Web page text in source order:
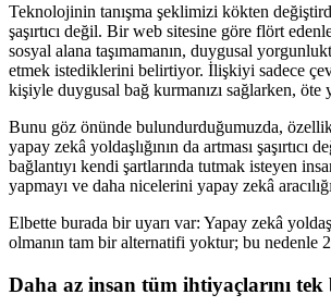
Teknolojinin tanışma şeklimizi kökten
şaşırtıcı değil. Bir web sitesine göre flört
sosyal alana taşımamanın, duygusal
etmek istediklerini belirtiyor. İlişkiyi sadece
kişiyle duygusal bağ kurmanızı sağlarken,
Bunu göz önünde bulundurduğumuzda,
yapay zekâ yoldaşlığının da artması
bağlantıyı kendi şartlarında tutmak isteyen
yapmayı ve daha nicelerini yapay zekâ
Elbette burada bir uyarı var: Yapay zekâ
olmanın tam bir alternatifi yoktur; bu nedenle
Daha az insan tüm ihtiyaçlarını tek